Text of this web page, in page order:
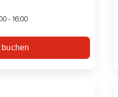
- 16:00
buchen